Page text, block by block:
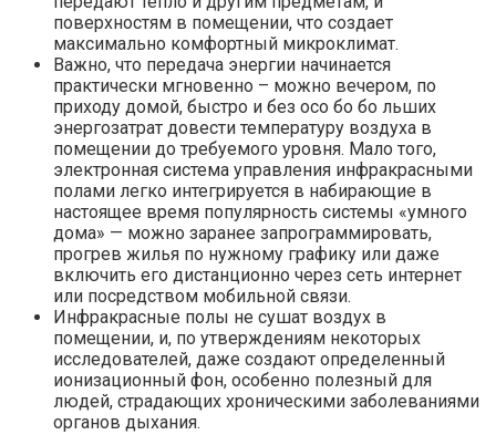
поверхностям в помещении, что создает
максимально комфортный микроклимат.
Важно, что передача энергии начинается
практически мгновенно – можно вечером, по
приходу домой, быстро и без осо бо бо льших
энергозатрат довести температуру воздуха в
помещении до требуемого уровня. Мало того,
электронная система управления инфракрасными
полами легко интегрируется в набирающие в
настоящее время популярность системы «умного
дома» — можно заранее запрограммировать,
прогрев жилья по нужному графику или даже
включить его дистанционно через сеть интернет
или посредством мобильной связи.
Инфракрасные полы не сушат воздух в
помещении, и, по утверждениям некоторых
исследователей, даже создают определенный
ионизационный фон, особенно полезный для
людей, страдающих хроническими заболеваниями
органов дыхания.